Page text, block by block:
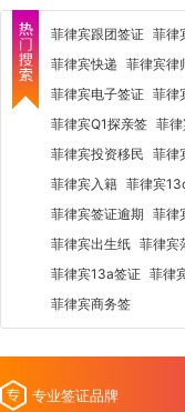
菲律宾跟团签证 菲律
菲律宾快递 菲律宾律
菲律宾电子签证 菲律
菲律宾Q1探亲签 菲
菲律宾投资移民 菲律
菲律宾入籍 菲律宾
菲律宾签证逾期 菲律
菲律宾出生纸 菲律宾
菲律宾13a签证 菲律
菲律宾商务签
专业签证品牌